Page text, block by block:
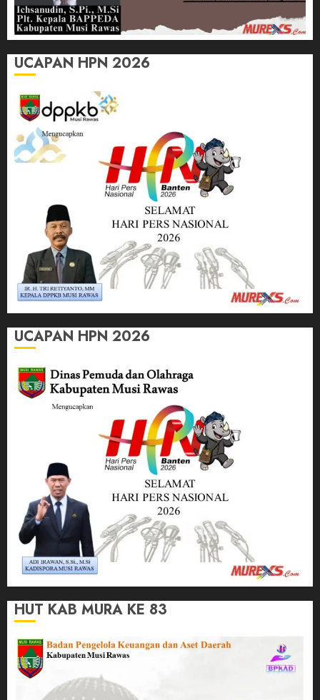
UCAPAN HPN 2026
UCAPAN HPN 2026
HUT KAB MURA KE 83